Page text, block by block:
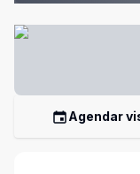
Agendar